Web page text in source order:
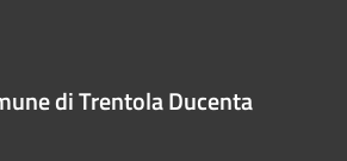
di Trentola Ducenta